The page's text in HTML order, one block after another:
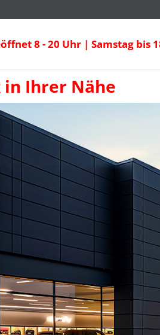
8 - 20 Uhr | Samstag bis
in Ihrer Nähe